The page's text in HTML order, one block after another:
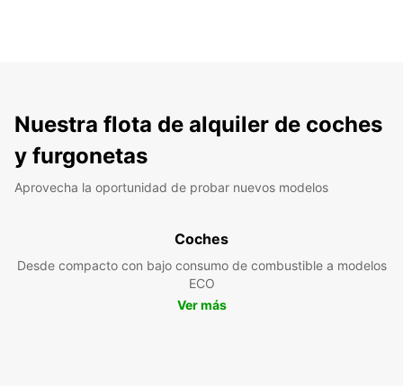
Nuestra flota de alquiler de coches
y furgonetas
Aprovecha la oportunidad de probar nuevos modelos
Coches
Desde compacto con bajo consumo de combustible a modelos
ECO
Ver más